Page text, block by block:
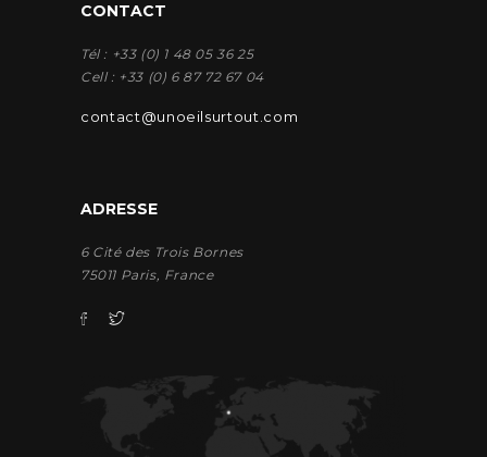
CONTACT
Tél : +33 (0) 1 48 05 36 25
Cell : +33 (0) 6 87 72 67 04
contact@unoeilsurtout.com
ADRESSE
6 Cité des Trois Bornes
75011 Paris, France